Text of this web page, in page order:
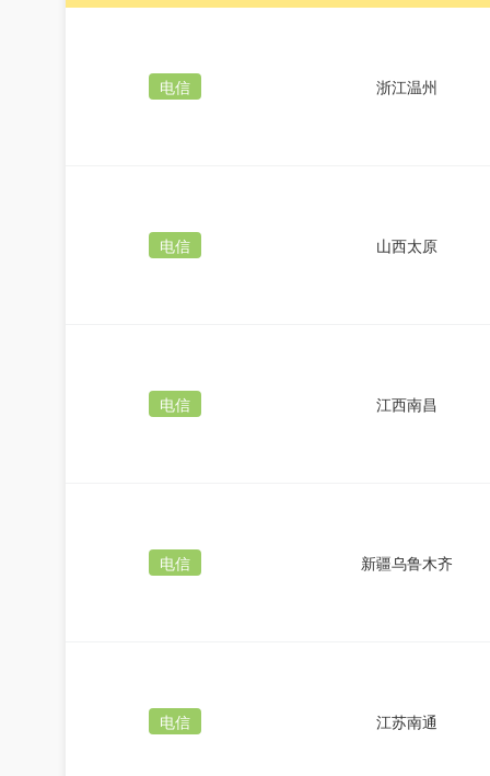
电信 浙江温州
电信 山西太原
电信 江西南昌
电信 新疆乌鲁木齐
电信 江苏南通